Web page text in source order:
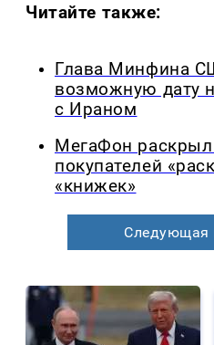
Читайте также:
Глава Минфина
возможную дату
с Ираном
МегаФон раскрыл
покупателей
«книжек»
Следующая